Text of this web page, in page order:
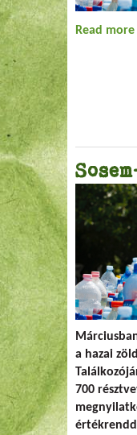
Read more
a hazai
700